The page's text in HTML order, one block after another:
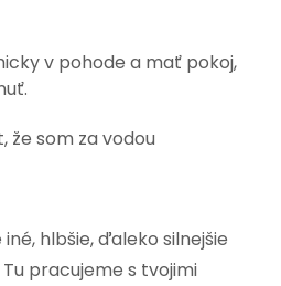
v pohode a mať pokoj,
som za vodou
hlbšie, ďaleko silnejšie
pracujeme s tvojimi